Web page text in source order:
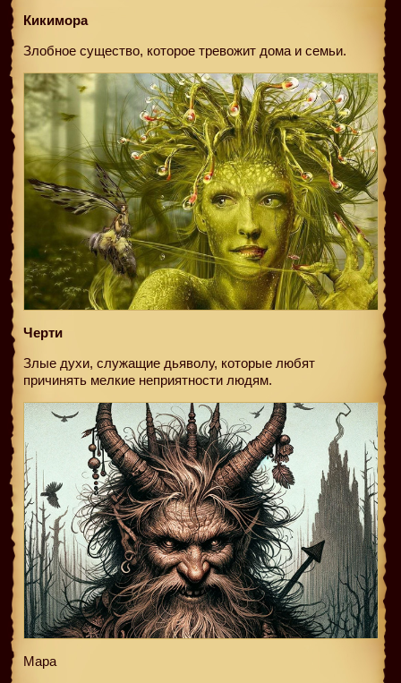
Кикимора
Злобное существо, которое тревожит дома и семьи.
Черти
Злые духи, служащие дьяволу, которые любят
причинять мелкие неприятности людям.
Мара